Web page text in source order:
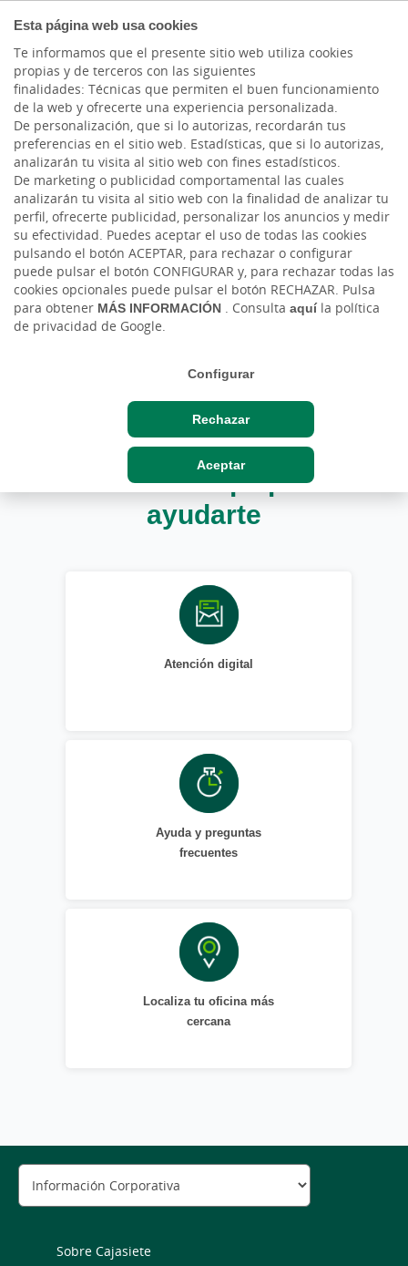
Esta página web usa cookies
Te informamos que el presente sitio web utiliza cookies
propias y de terceros con las siguientes
finalidades: Técnicas que permiten el buen funcionamiento
de la web y ofrecerte una experiencia personalizada.
De personalización, que si lo autorizas, recordarán tus
preferencias en el sitio web. Estadísticas, que si lo autorizas,
analizarán tu visita al sitio web con fines estadísticos.
De marketing o publicidad comportamental las cuales
analizarán tu visita al sitio web con la finalidad de analizar tu
perfil, ofrecerte publicidad, personalizar los anuncios y medir
su efectividad. Puedes aceptar el uso de todas las cookies
pulsando el botón ACEPTAR, para rechazar o configurar
puede pulsar el botón CONFIGURAR y, para rechazar todas las
cookies opcionales puede pulsar el botón RECHAZAR. Pulsa
para obtener MÁS INFORMACIÓN . Consulta aquíla política
de privacidad de Google.
Configurar
Rechazar
Aceptar
Cargando contenido, por favor espere...
Sentimos mucho que
quieras dejar de recibir
nuestras comunicaciones
por sms.
Para dejar de recibir sms de Cajasiete tienes
que rellenar y enviar el siguiente formulario
online con tus datos.
Estamos aquí para
ayudarte
Atención digital
Ayuda y preguntas
frecuentes
Localiza tu oficina más
cercana
Sobre Cajasiete